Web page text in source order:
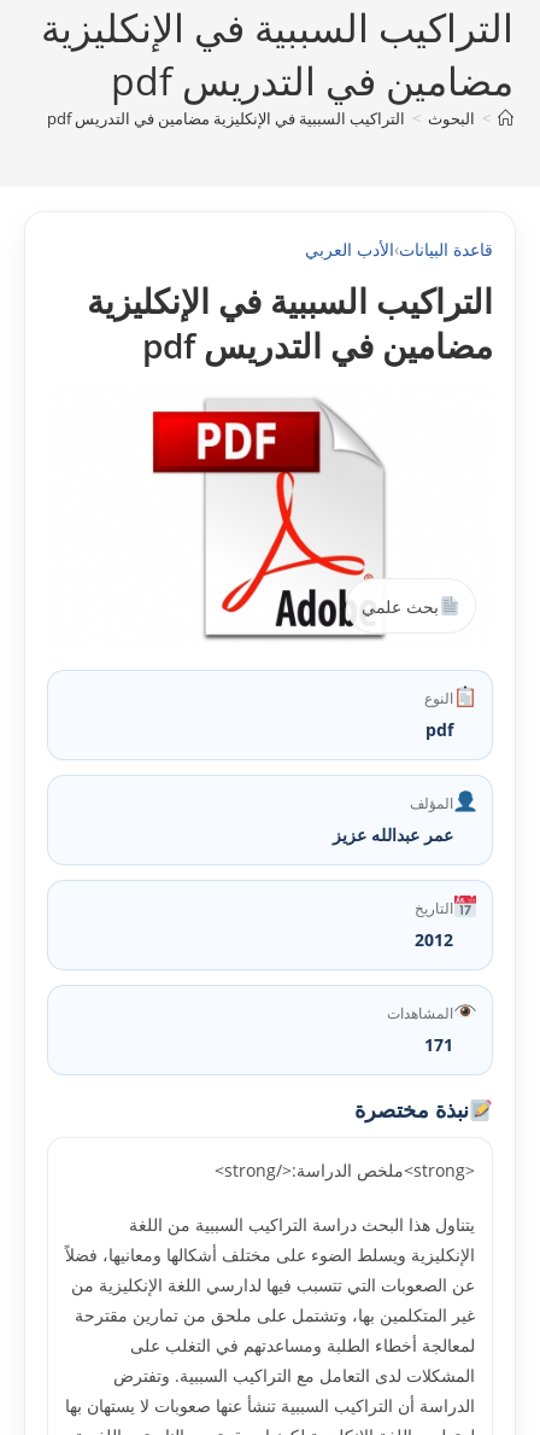
التراكيب السببية في الإنكليزية
مضامين في التدريس pdf
> البحوث > التراكيب السببية في الإنكليزية مضامين في التدريس pdf
قاعدة البيانات›الأدب العربي
التراكيب السببية في الإنكليزية
مضامين في التدريس pdf
بحث علمي
النوع
pdf
المؤلف
عمر عبدالله عزيز
التاريخ
2012
المشاهدات
171
نبذة مختصرة
<strong>ملخص الدراسة:</strong>
يتناول هذا البحث دراسة التراكيب السببية من اللغة
الإنكليزية ويسلط الضوء على مختلف أشكالها ومعانيها، فضلاً
عن الصعوبات التي تتسبب فيها لدارسي اللغة الإنكليزية من
غير المتكلمين بها، وتشتمل على ملحق من تمارين مقترحة
لمعالجة أخطاء الطلبة ومساعدتهم في التغلب على
المشكلات لدى التعامل مع التراكيب السببية. وتفترض
الدراسة أن التراكيب السببية تنشأ عنها صعوبات لا يستهان بها